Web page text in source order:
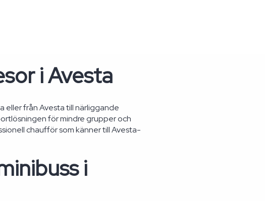
i Avesta
eller från Avesta till närliggande
för mindre grupper och
chaufför som känner till Avesta-
i